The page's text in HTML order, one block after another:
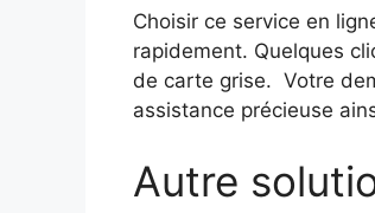
Choisir ce service en
rapidement. Quelques
de carte grise. Votre
assistance précieuse
Autre